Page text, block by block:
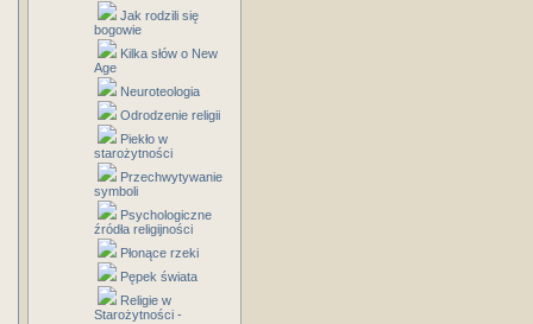
Jak rodzili się
bogowie
Kilka słów o New
Age
Neuroteologia
Odrodzenie religii
Piekło w
starożytności
Przechwytywanie
symboli
Psychologiczne
źródła religijności
Płonące rzeki
Pępek świata
Religie w
Starożytności -